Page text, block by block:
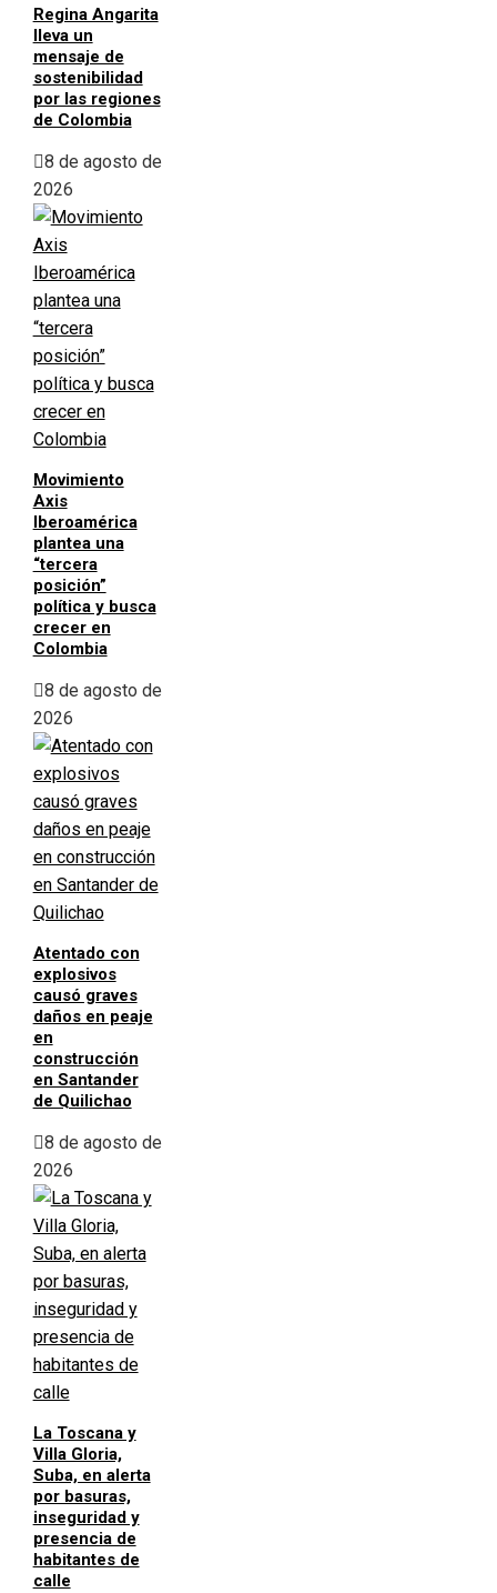
Regina Angarita
lleva un
mensaje de
sostenibilidad
por las regiones
de Colombia
8 de agosto de
2026
Movimiento
Axis
Iberoamérica
plantea una
“tercera
posición”
política y busca
crecer en
Colombia
8 de agosto de
2026
Atentado con
explosivos
causó graves
daños en peaje
en
construcción
en Santander
de Quilichao
8 de agosto de
2026
La Toscana y
Villa Gloria,
Suba, en alerta
por basuras,
inseguridad y
presencia de
habitantes de
calle